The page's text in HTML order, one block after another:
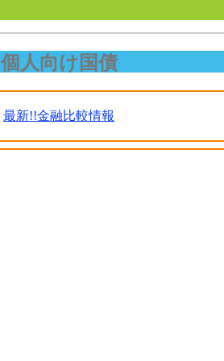
個人向け国債
最新!!金融比較情報